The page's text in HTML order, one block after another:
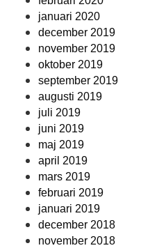
januari 2020
december 2019
november 2019
oktober 2019
september 2019
augusti 2019
juli 2019
juni 2019
maj 2019
april 2019
mars 2019
februari 2019
januari 2019
december 2018
november 2018